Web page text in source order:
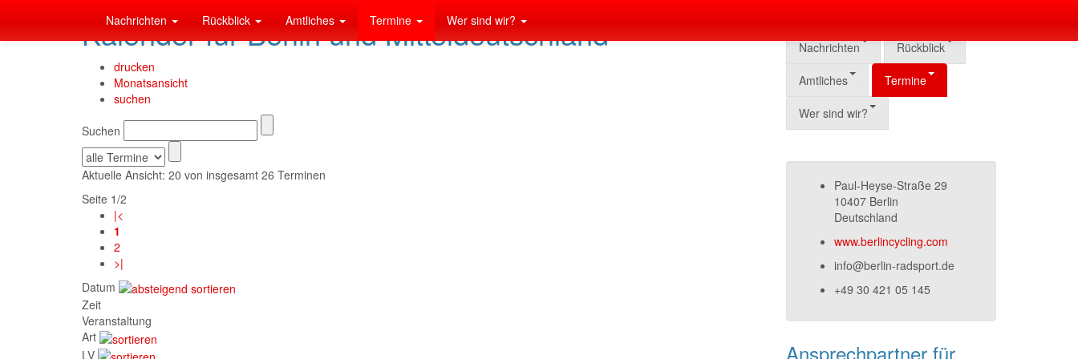
Nachrichten Rückblick Amtliches Termine Wer sind wir?
Kalender für Berlin und Mitteldeutschland
drucken
Monatsansicht
suchen
Suchen
Aktuelle Ansicht: 20 von insgesamt 26 Terminen
Seite 1/2
|<
1
2
>|
Datum
Zeit
Veranstaltung
Art
LV
Nachrichten Rückblick
Amtliches Termine
Wer sind wir?
Paul-Heyse-Straße 29
10407 Berlin
Deutschland
www.berlincycling.com
info@berlin-radsport.de
+49 30 421 05 145
Ansprechpartner für